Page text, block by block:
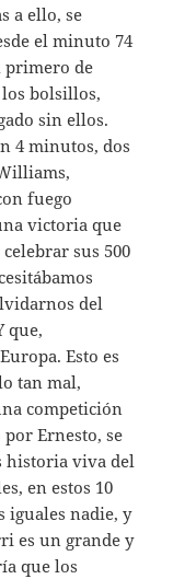
a ello, se
el minuto 74
primero de
los bolsillos,
sin ellos.
4 minutos, dos
fuego
victoria que
sus 500
del
que,
Esto es
tan mal,
competición
Ernesto, se
historia viva del
en estos 10
iguales nadie, y
es un grande y
que los